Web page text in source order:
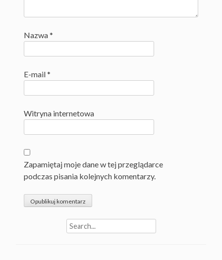
Nazwa*
E-mail*
Witryna internetowa
Zapamiętaj moje dane w tej przeglądarce
podczas pisania kolejnych komentarzy.
Search
for: